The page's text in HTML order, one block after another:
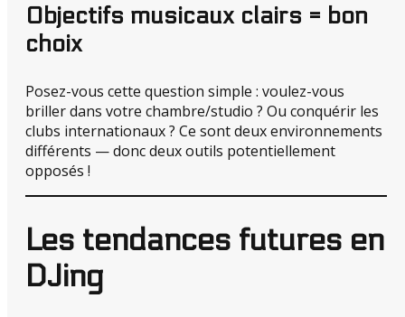
Objectifs musicaux clairs = bon
choix
Posez-vous cette question simple : voulez-vous
briller dans votre chambre/studio ? Ou conquérir les
clubs internationaux ? Ce sont deux environnements
différents — donc deux outils potentiellement
opposés !
Les tendances futures en
DJing